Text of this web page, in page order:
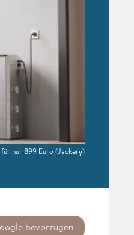
nur 899 Euro (Jackery)
bevorzugen